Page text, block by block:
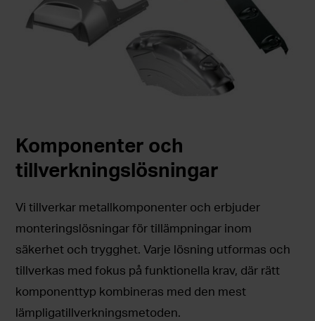
Komponenter och
tillverkningslösningar
Vi tillverkar metallkomponenter och erbjuder
monteringslösningar för tillämpningar inom
säkerhet och trygghet. Varje lösning utformas och
tillverkas med fokus på funktionella krav, där rätt
komponenttyp kombineras med den mest
lämpligatillverkningsmetoden.